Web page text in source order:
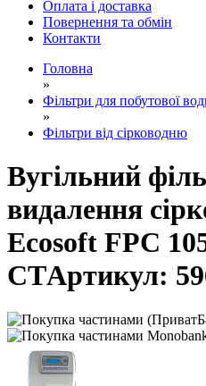
Оплата і доставка
Повернення та обмін
Контакти
Головна
»
Фільтри для побутової
»
Фільтри від сірководню
Вугільний
видалення
Ecosoft FPС
CTАртикул: